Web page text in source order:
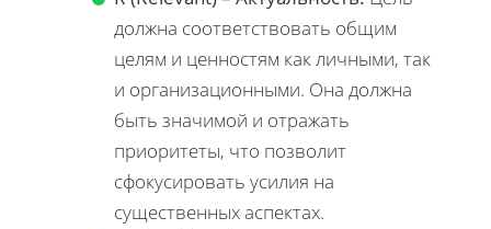
должна соответствовать общим
целям и ценностям как личными, так
и организационными. Она должна
быть значимой и отражать
приоритеты, что позволит
сфокусировать усилия на
существенных аспектах.